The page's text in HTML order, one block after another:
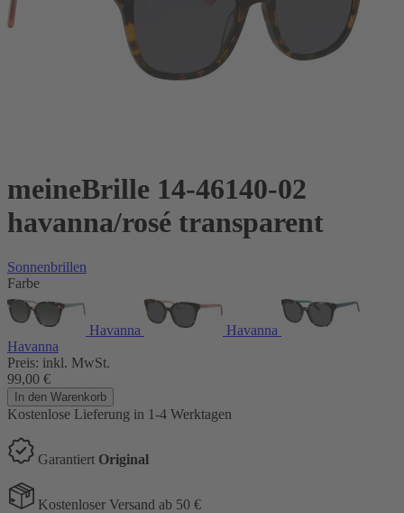
meineBrille 14-46140-02
havanna/rosé transparent
Sonnenbrillen
Farbe
Havanna
Havanna
Havanna
Preis: inkl. MwSt.
99,00 €
In den Warenkorb
Kostenlose Lieferung in 1-4 Werktagen
Garantiert Original
Kostenloser Versand ab 50 €